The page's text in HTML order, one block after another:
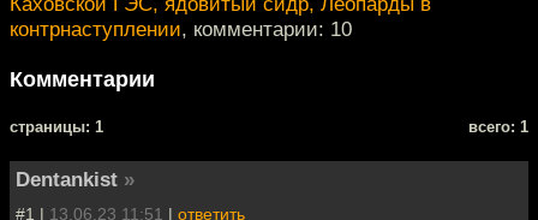
контрнаступлении, комментарии: 10
Комментарии
cтраницы: 1 всего: 1
Dentankist »
#1 | 13.06.23 11:51 | ответить